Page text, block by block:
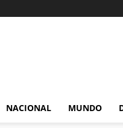
NACIONAL MUNDO